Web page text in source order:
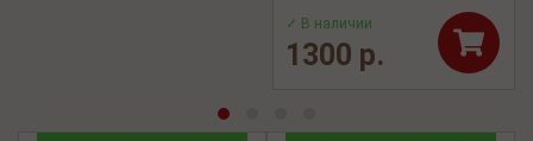
✓ В наличии
1300 р.